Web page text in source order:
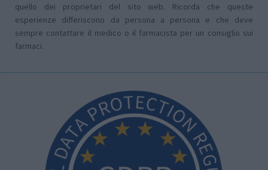
quello dei proprietari del sito web. Ricorda che queste
esperienze differiscono da persona a persona e che deve
sempre contattare il medico o il farmacista per un consiglio sui
farmaci.